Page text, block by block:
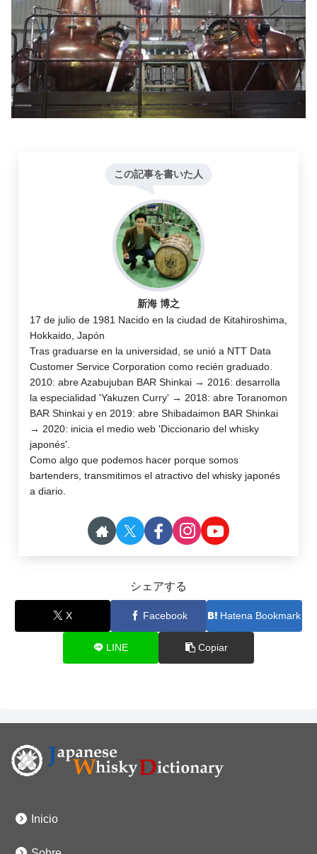
この記事を書いた人
新海 博之
17 de julio de 1981 Nacido en la ciudad de Kitahiroshima,
Hokkaido, Japón
Tras graduarse en la universidad, se unió a NTT Data
Customer Service Corporation como recién graduado.
2010: abre Azabujuban BAR Shinkai → 2016: desarrolla
la especialidad 'Yakuzen Curry' → 2018: abre Toranomon
BAR Shinkai y en 2019: abre Shibadaimon BAR Shinkai
→ 2020: inicia el medio web 'Diccionario del whisky
japonés'.
Como algo que podemos hacer porque somos
bartenders, transmitimos el atractivo del whisky japonés
a diario.
シェアする
X Facebook Hatena Bookmark
LINE Copiar
Inicio